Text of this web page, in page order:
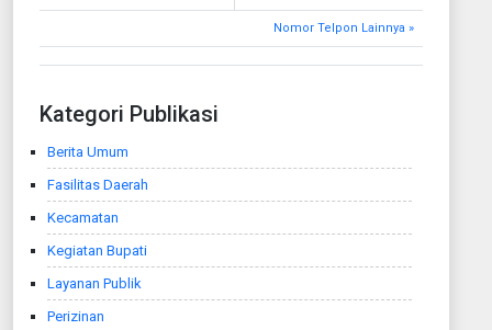
Nomor Telpon Lainnya »
Kategori Publikasi
Berita Umum
Fasilitas Daerah
Kecamatan
Kegiatan Bupati
Layanan Publik
Perizinan